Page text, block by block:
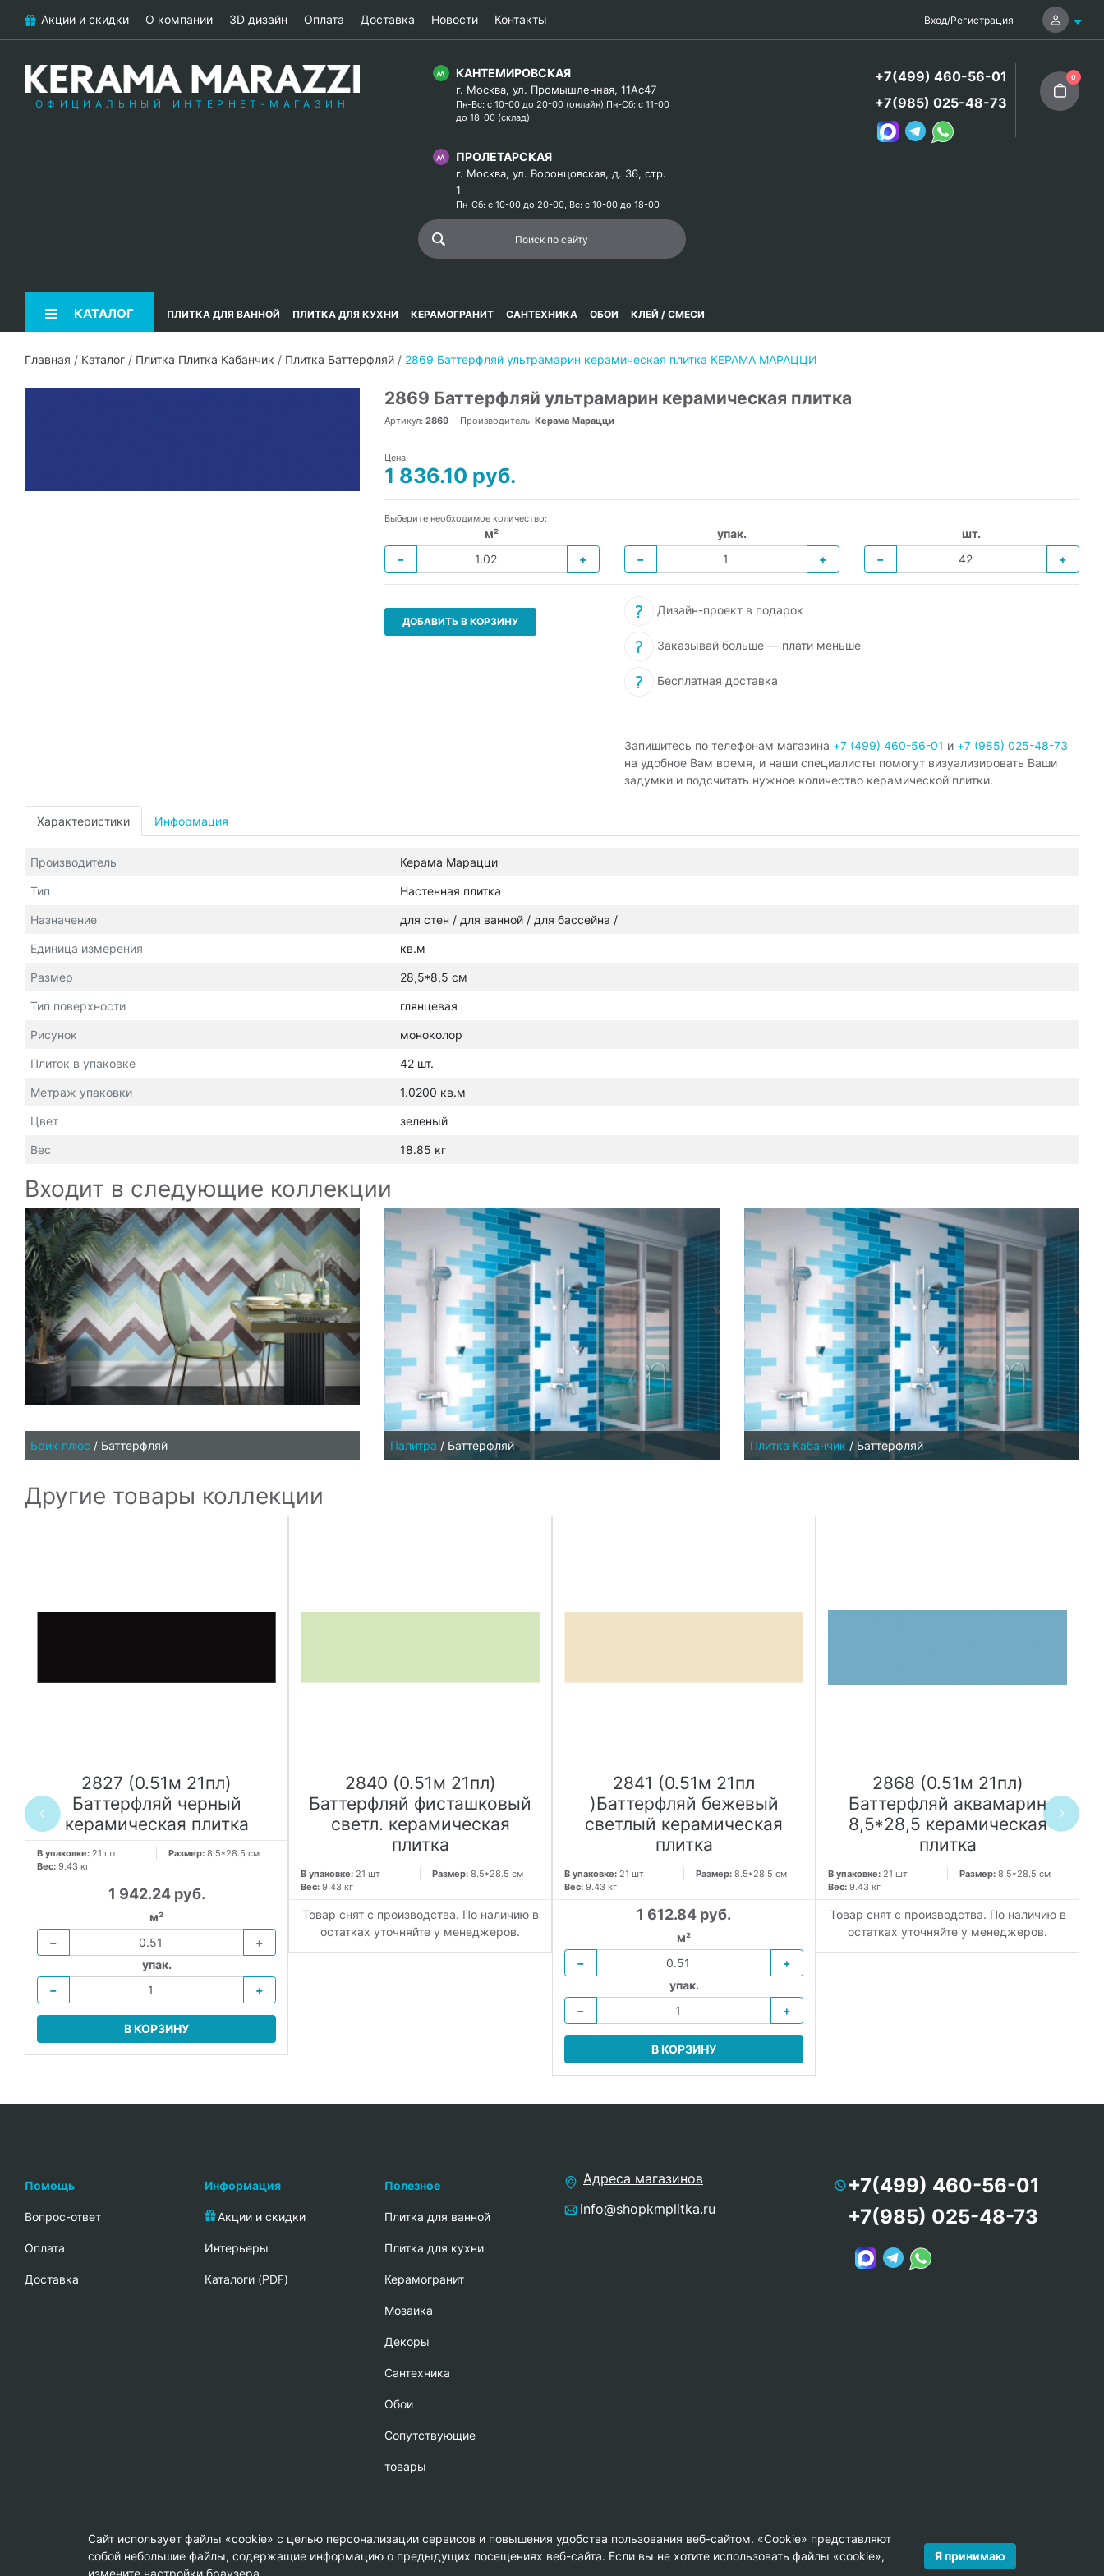
Акции и скидки О компании 3D дизайн Оплата Доставка Новости Контакты Вход/Регистрация
ОФИЦИАЛЬНЫЙ ИНТЕРНЕТ-МАГАЗИН
КАНТЕМИРОВСКАЯ
г. Москва, ул. Промышленная, 11Ас47
Пн-Вс: с 10-00 до 20-00 (онлайн),Пн-Сб: с 11-00
до 18-00 (склад)
ПРОЛЕТАРСКАЯ
г. Москва, ул. Воронцовская, д. 36, стр.
1
Пн-Сб: с 10-00 до 20-00, Вс: с 10-00 до 18-00
+7(499) 460-56-01
+7(985) 025-48-73
0
КАТАЛОГ ПЛИТКА ДЛЯ ВАННОЙ ПЛИТКА ДЛЯ КУХНИ КЕРАМОГРАНИТ САНТЕХНИКА ОБОИ КЛЕЙ / СМЕСИ
Главная / Каталог / Плитка Плитка Кабанчик / Плитка Баттерфляй / 2869 Баттерфляй ультрамарин керамическая плитка КЕРАМА МАРАЦЦИ
2869 Баттерфляй ультрамарин керамическая плитка
Артикул: 2869 Производитель: Керама Марацци
Цена:
1 836.10 руб.
Выберите необходимое количество:
м²
−
+
упак.
−
+
шт.
−
+
ДОБАВИТЬ В КОРЗИНУ
Дизайн-проект в подарок
Заказывай больше — плати меньше
Бесплатная доставка
Запишитесь по телефонам магазина +7 (499) 460-56-01 и +7 (985) 025-48-73
на удобное Вам время, и наши специалисты помогут визуализировать Ваши
задумки и подсчитать нужное количество керамической плитки.
Характеристики Информация
Производитель Керама Марацци
Тип Настенная плитка
Назначение для стен / для ванной / для бассейна /
Единица измерения кв.м
Размер 28,5*8,5 см
Тип поверхности глянцевая
Рисунок моноколор
Плиток в упаковке 42 шт.
Метраж упаковки 1.0200 кв.м
Цвет зеленый
Вес 18.85 кг
Входит в следующие коллекции
Брик плюс / Баттерфляй Палитра / Баттерфляй Плитка Кабанчик / Баттерфляй
Другие товары коллекции
2827 (0.51м 21пл)
Баттерфляй черный
керамическая плитка
В упаковке: 21 шт Размер: 8.5*28.5 см
Вес: 9.43 кг
1 942.24 руб.
м²
−
+
упак.
−
+
В КОРЗИНУ
2840 (0.51м 21пл)
Баттерфляй фисташковый
светл. керамическая
плитка
В упаковке: 21 шт Размер: 8.5*28.5 см
Вес: 9.43 кг
Товар снят с производства. По наличию в
остатках уточняйте у менеджеров.
2841 (0.51м 21пл
)Баттерфляй бежевый
светлый керамическая
плитка
В упаковке: 21 шт Размер: 8.5*28.5 см
Вес: 9.43 кг
1 612.84 руб.
м²
−
+
упак.
−
+
В КОРЗИНУ
2868 (0.51м 21пл)
Баттерфляй аквамарин
8,5*28,5 керамическая
плитка
В упаковке: 21 шт Размер: 8.5*28.5 см
Вес: 9.43 кг
Товар снят с производства. По наличию в
остатках уточняйте у менеджеров.
Помощь
Вопрос-ответ
Oплата
Доставка
Информация
Акции и скидки
Интерьеры
Каталоги (PDF)
Полезное
Плитка для ванной
Плитка для кухни
Керамогранит
Мозаика
Декоры
Сантехника
Обои
Сопутствующие
товары
Адреса магазинов
info@shopkmplitka.ru
+7(499) 460-56-01
+7(985) 025-48-73
© Copyright 2013-2026 KERAMA MARAZZI, ООО «Гамма Керамика»
Сайт использует файлы «cookie» с целью персонализации сервисов и повышения удобства пользования веб-сайтом. «Cookie» представляют
собой небольшие файлы, содержащие информацию о предыдущих посещениях веб-сайта. Если вы не хотите использовать файлы «cookie»,
измените настройки браузера.
Я принимаю